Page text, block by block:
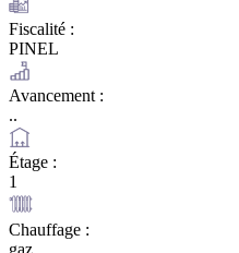
Fiscalité :
PINEL
Avancement :
..
Étage :
1
Chauffage :
gaz